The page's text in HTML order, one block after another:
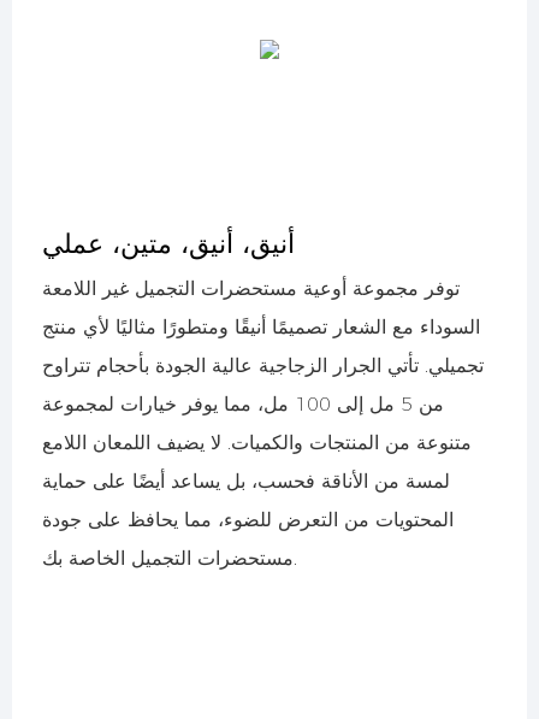
أنيق، أنيق، متين، عملي
توفر مجموعة أوعية مستحضرات التجميل غير اللامعة
السوداء مع الشعار تصميمًا أنيقًا ومتطورًا مثاليًا لأي منتج
تجميلي. تأتي الجرار الزجاجية عالية الجودة بأحجام تتراوح
من 5 مل إلى 100 مل، مما يوفر خيارات لمجموعة
متنوعة من المنتجات والكميات. لا يضيف اللمعان اللامع
لمسة من الأناقة فحسب، بل يساعد أيضًا على حماية
المحتويات من التعرض للضوء، مما يحافظ على جودة
مستحضرات التجميل الخاصة بك.